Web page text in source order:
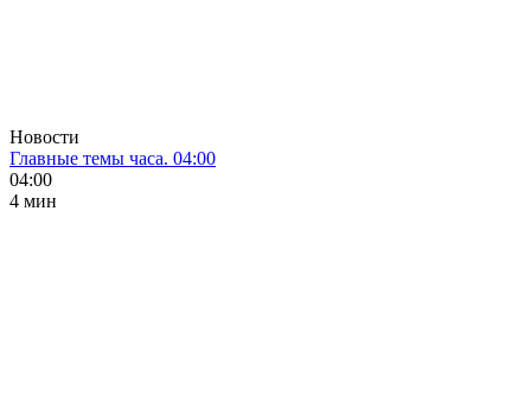
Новости
Главные темы часа. 04:00
04:00
4 мин